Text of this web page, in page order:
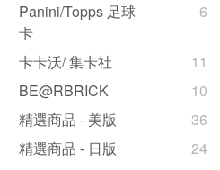
Panini/Topps 足球
卡
6
卡卡沃/ 集卡社
11
BE@RBRICK
10
精選商品 - 美版
36
精選商品 - 日版
24